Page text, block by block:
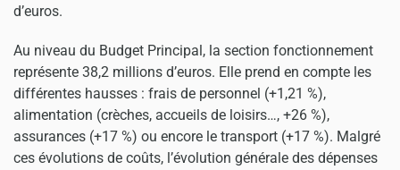
d’euros.
Au niveau du Budget Principal, la section fonctionnement
représente 38,2 millions d’euros. Elle prend en compte les
différentes hausses : frais de personnel (+1,21 %),
alimentation (crèches, accueils de loisirs…, +26 %),
assurances (+17 %) ou encore le transport (+17 %). Malgré
ces évolutions de coûts, l’évolution générale des dépenses